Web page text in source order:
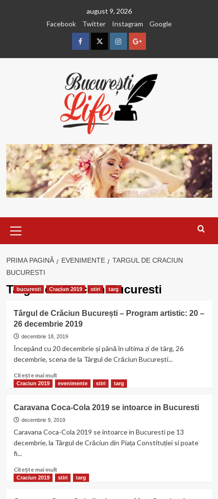
august 9, 2026
Facebook
Twitter Instagram Google
FacebookTwitterInstagramGoogle
principal
PRIMA PAGINĂ EVENIMENTE
TARGUL DE CRACIUN
BUCURESTI
Targul de Craciun Bucuresti
bucuresti Craciun 2019 stiri targ
Târgul de Crăciun București – Program artistic: 20 –
26 decembrie 2019
decembrie 18, 2019
Începând cu 20 decembrie și până în ultima zi de târg, 26
decembrie, scena de la Târgul de Crăciun București...
Citește mai multCitește
mai
Târgul
de
Crăciun
–
20
Craciun 2019 evenimente stiri targ
Caravana Coca-Cola 2019 se intoarce in Bucuresti
decembrie 9, 2019
Caravana Coca-Cola 2019 se intoarce in Bucuresti pe 13
decembrie, la Târgul de Crăciun din Piața Constituției si poate
fi...
Citește mai multCitește
mai
Craciun 2019 stiri targ